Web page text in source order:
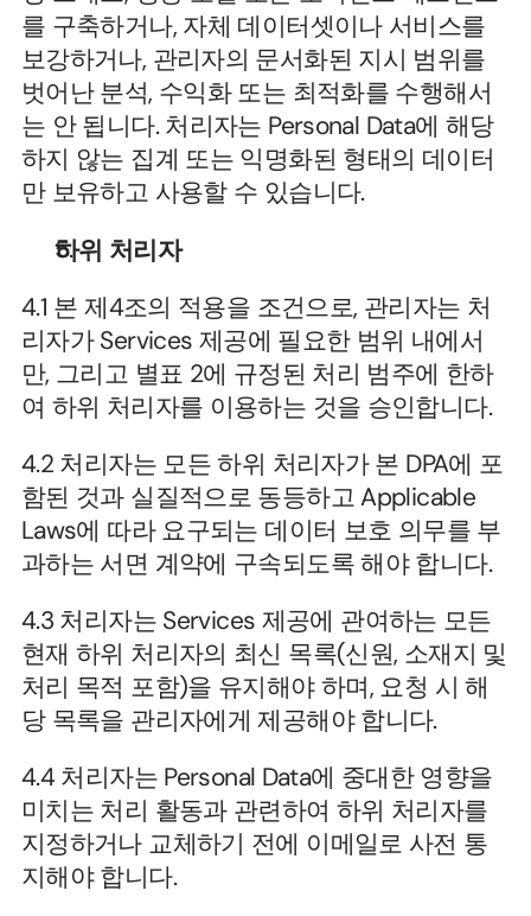
를 구축하거나, 자체 데이터셋이나 서비스를
보강하거나, 관리자의 문서화된 지시 범위를
벗어난 분석, 수익화 또는 최적화를 수행해서
는 안 됩니다. 처리자는 Personal Data에 해당
하지 않는 집계 또는 익명화된 형태의 데이터
만 보유하고 사용할 수 있습니다.
하위 처리자
4.1 본 제4조의 적용을 조건으로, 관리자는 처
리자가 Services 제공에 필요한 범위 내에서
만, 그리고 별표 2에 규정된 처리 범주에 한하
여 하위 처리자를 이용하는 것을 승인합니다.
4.2 처리자는 모든 하위 처리자가 본 DPA에 포
함된 것과 실질적으로 동등하고 Applicable
Laws에 따라 요구되는 데이터 보호 의무를 부
과하는 서면 계약에 구속되도록 해야 합니다.
4.3 처리자는 Services 제공에 관여하는 모든
현재 하위 처리자의 최신 목록(신원, 소재지 및
처리 목적 포함)을 유지해야 하며, 요청 시 해
당 목록을 관리자에게 제공해야 합니다.
4.4 처리자는 Personal Data에 중대한 영향을
미치는 처리 활동과 관련하여 하위 처리자를
지정하거나 교체하기 전에 이메일로 사전 통
지해야 합니다.